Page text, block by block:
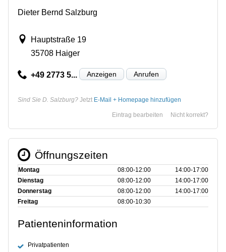
Dieter Bernd Salzburg
Hauptstraße 19
35708 Haiger
+49 2773 5... Anzeigen Anrufen
Sind Sie D. Salzburg? Jetzt E-Mail + Homepage hinzufügen
Nicht korrekt?
Eintrag bearbeiten
Öffnungszeiten
Montag 08:00‑12:00
14:00‑17:00
Dienstag
08:00‑12:00
14:00‑17:00
Donnerstag
08:00‑12:00
14:00‑17:00
Freitag
08:00‑10:30
Patienteninformation
Privatpatienten